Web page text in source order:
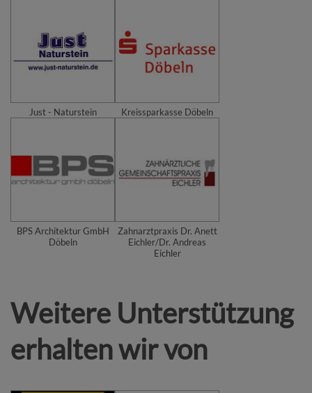
Just - Naturstein Kreissparkasse Döbeln
BPS Architektur GmbH
Döbeln
Zahnarztpraxis Dr. Anett
Eichler/Dr. Andreas
Eichler
Weitere Unterstützung
erhalten wir von